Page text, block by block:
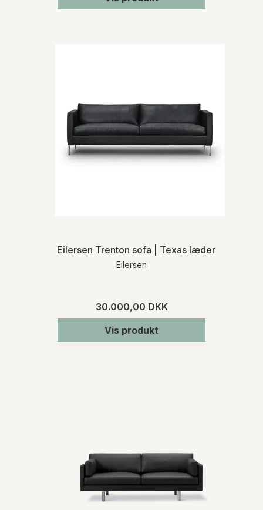
Eilersen Trenton sofa | Texas læder
Eilersen
30.000,00 DKK
Vis produkt